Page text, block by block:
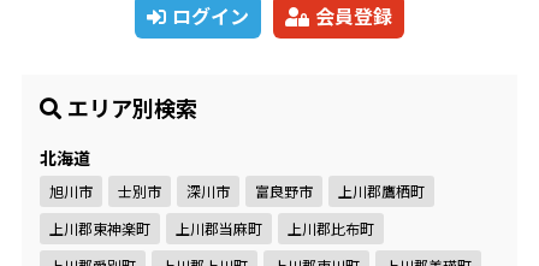
ログイン 会員登録
エリア別検索
北海道
旭川市 士別市 深川市 富良野市
上川郡鷹栖町
上川郡東神楽町
上川郡当麻町
上川郡比布町